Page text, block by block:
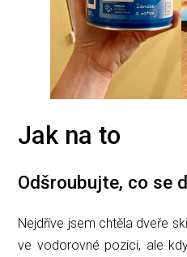
Jak na to
Odšroubujte, co se
Nejdříve jsem chtěla dveře
ve vodorovné pozici, ale